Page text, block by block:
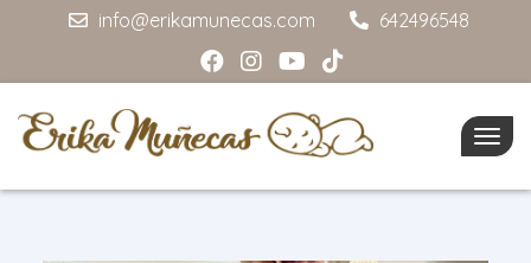
info@erikamunecas.com 642496548